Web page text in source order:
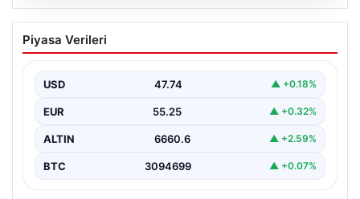
Kelebek.Org İle Dijital İletişimin
Sertifikalı Adresi Ve Sohbet Deneyimi
oluşturması büyük bir hassasiyet barındırmaktadır.
Güncel olarak…
Piyasa Verileri
USD 47.74 ▲ +0.18%
EUR 55.25 ▲ +0.32%
ALTIN 6660.6 ▲ +2.59%
BTC 3094699 ▲ +0.07%